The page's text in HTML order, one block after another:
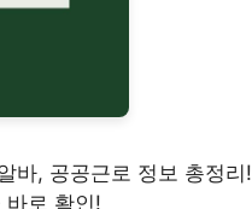
바, 공공근로 정보 총정리!
바로 확인!